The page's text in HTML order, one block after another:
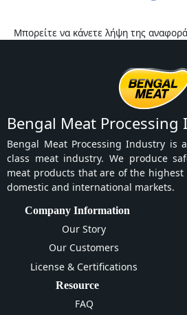
Μπορείτε να κάνετε λήψη της
Bengal Meat
Bengal Meat Processing Industry is
class meat industry. We produce
meat products that are of the
domestic and international markets.
Company Information
Our Story
Our Customers
License & Certifications
Resource
FAQ